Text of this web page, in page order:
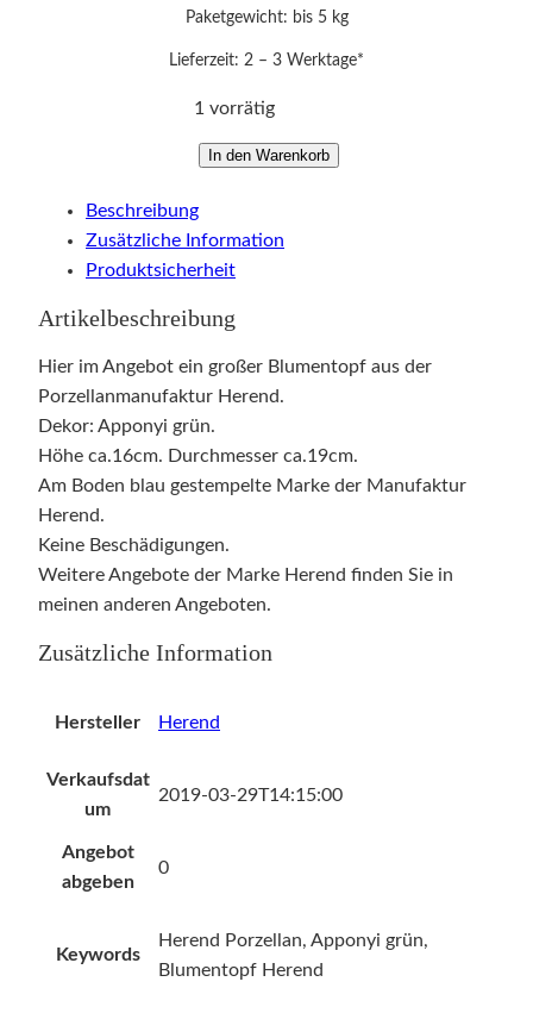
Paketgewicht: bis 5 kg
Lieferzeit: 2 – 3 Werktage*
1 vorrätig
o
ß
e
c
h
w
e
r
r
B
l
m
n
In den Warenkorb
Beschreibung
Zusätzliche Information
Produktsicherheit
Artikelbeschreibung
Hier im Angebot ein großer Blumentopf aus der
Porzellanmanufaktur Herend.
Dekor: Apponyi grün.
Höhe ca.16cm. Durchmesser ca.19cm.
Am Boden blau gestempelte Marke der Manufaktur
Herend.
Keine Beschädigungen.
Weitere Angebote der Marke Herend finden Sie in
meinen anderen Angeboten.
Zusätzliche Information
Hersteller Herend
Verkaufsdat
um
2019-03-29T14:15:00
Angebot
abgeben
0
Keywords
Herend Porzellan, Apponyi grün,
Blumentopf Herend